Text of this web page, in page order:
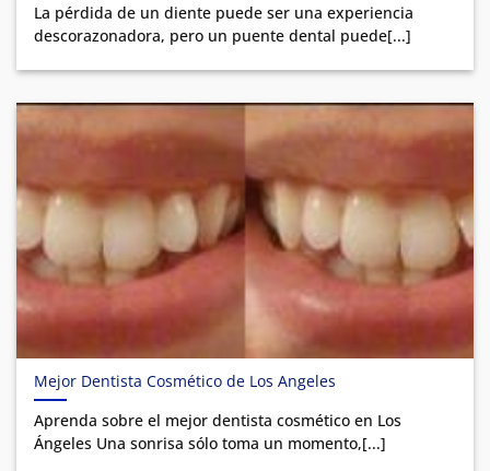
La pérdida de un diente puede ser una experiencia
descorazonadora, pero un puente dental puede[...]
Mejor Dentista Cosmético de Los Angeles
Aprenda sobre el mejor dentista cosmético en Los
Ángeles Una sonrisa sólo toma un momento,[...]